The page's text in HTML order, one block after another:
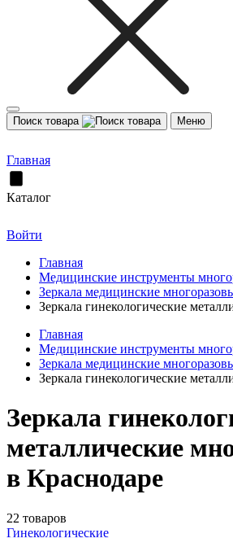
Поиск товара Меню
Главная
Каталог
Войти
Главная
Медицинские инструменты
Зеркала медицинские
Зеркала гинекологические
Главная
Медицинские инструменты
Зеркала медицинские
Зеркала гинекологические
Зеркала
металлические
в Краснодаре
22 товаров
Гинекологические